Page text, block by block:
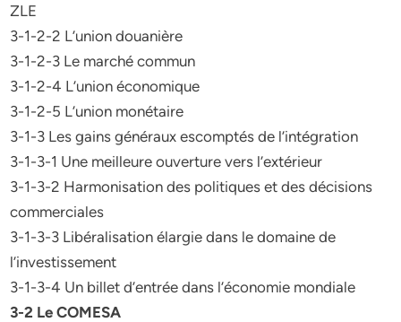
ZLE
3-1-2-2 L’union douanière
3-1-2-3 Le marché commun
3-1-2-4 L’union économique
3-1-2-5 L’union monétaire
3-1-3 Les gains généraux escomptés de l’intégration
3-1-3-1 Une meilleure ouverture vers l’extérieur
3-1-3-2 Harmonisation des politiques et des décisions
commerciales
3-1-3-3 Libéralisation élargie dans le domaine de
l’investissement
3-1-3-4 Un billet d’entrée dans l’économie mondiale
3-2 Le COMESA